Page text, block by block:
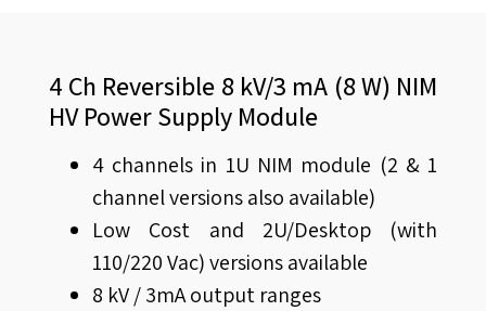
4 Ch Reversible 8 kV/3 mA (8 W) NIM
HV Power Supply Module
4 channels in 1U NIM module (2 & 1
channel versions also available)
Low Cost and 2U/Desktop (with
110/220 Vac) versions available
8 kV / 3mA output ranges